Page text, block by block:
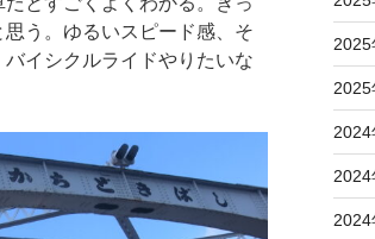
う。ゆるいスピード感、そ
イシクルライドやりたいな
2025
2025
2024
2024
2024